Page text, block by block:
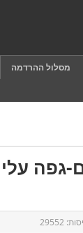
מסלול ההרדמה
גפה
29552